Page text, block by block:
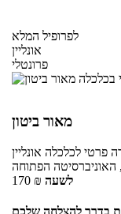
לפרופיל המלא
אונליין
פרונטלי
מאור ביטון
פרטי לכלכלה אונליין
האוניברסיטה הפתוחה
170 ₪ לשעה